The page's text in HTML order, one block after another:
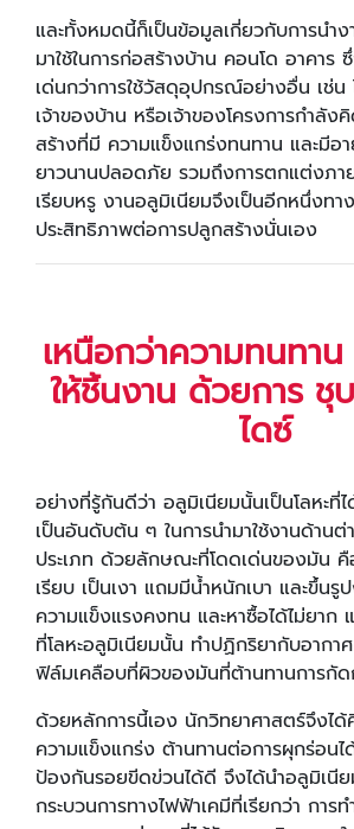
และทั้งหมดนี้ก็เป็นข้อมูลเกี่ยวกับการนำ
มาใช้ในการก่อสร้างบ้าน คอนโด อาคาร
เด่นกว่าการใช้วัสดุอุปกรณ์อย่างอื่น เช่น
เจ้าของบ้าน หรือเจ้าของโครงการกำลัง
สร้างที่มี ความแข็งแกร่งทนทาน และมีอา
ยาวนานปลอดภัย รวมถึงการตกแต่งภา
เรียบหรู งานอลูมิเนียมจึงเป็นอีกหนึ่งทา
ประสิทธิภาพต่อการปลูกสร้างนั่นเอง
เหนือกว่าความทนทา
ให้ชิ้นงาน ด้วยการ ชุ
ไดซ์
อย่างที่รู้กันดีว่า อลูมิเนียมนั้นเป็นโลหะที่
เป็นอันดับต้น ๆ ในการนำมาใช้งานด้าน
ประเภท ด้วยลักษณะที่โดดเด่นของมัน
เรียบ เป็นเงา แถมมีน้ำหนักเบา และขึ้น
ความแข็งแรงคงทน และหาซื้อได้ไม่ยา
ที่โลหะอลูมิเนียมนั้น ทำปฏิกริยากับอากา
ฟิล์มเคลือบที่ผิวของมันที่ต้านทานการกัด
ด้วยหลักการนี้เอง นักวิทยาศาสตร์จึงได้
ความแข็งแกร่ง ต้านทานต่อการผุกร่อนไ
ป้องกันรอยขีดข่วนได้ดี จึงได้นำอลูมิเนีย
กระบวนการทางไฟฟ้าเคมีที่เรียกว่า การ